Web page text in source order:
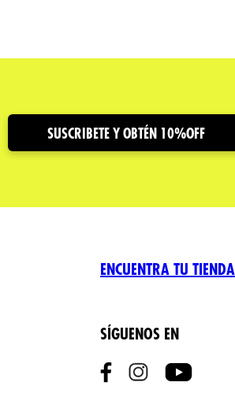
SUSCRIBETE Y OBTÉN 10%OFF
ENCUENTRA TU TIENDA
SÍGUENOS EN